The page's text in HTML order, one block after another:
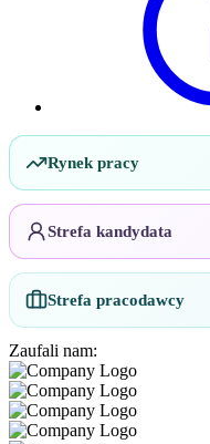
Rynek pracy
Strefa kandydata
Strefa pracodawcy
Zaufali nam: